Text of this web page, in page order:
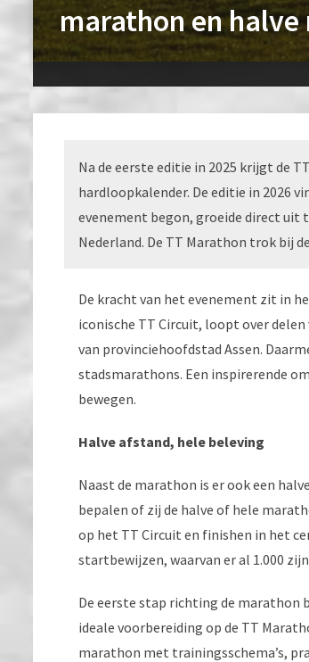
marathon en
Na de eerste editie in 2025 krijgt de
hardloopkalender. De editie in 2026
evenement begon, groeide direct uit
Nederland. De TT Marathon trok bij
De kracht van het evenement zit in
iconische TT Circuit, loopt over
van provinciehoofdstad Assen.
stadsmarathons. Een inspirerende
bewegen.
Halve afstand, hele beleving
Naast de marathon is er ook een
bepalen of zij de halve of hele
op het TT Circuit en finishen in het
startbewijzen, waarvan er al 1.000
De eerste stap richting de marathon
ideale voorbereiding op de TT
marathon met trainingsschema’s,